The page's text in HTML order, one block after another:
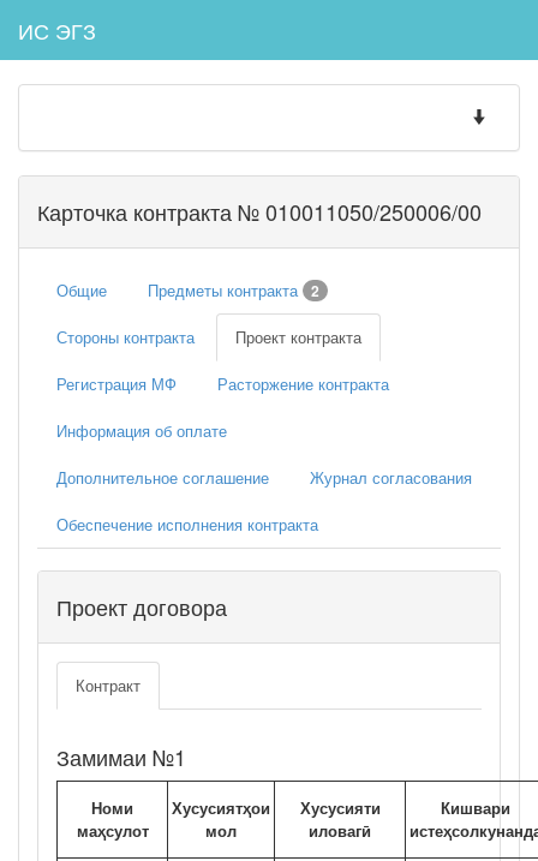
ИС ЭГЗ
Toggle
Карточка контракта № 010011050/250006/00
Общие Предметы контракта 2
Стороны контракта Проект контракта
Регистрация МФ Расторжение контракта
Информация об оплате
Дополнительное соглашение Журнал согласования
Обеспечение исполнения контракта
Проект договора
Контракт
Замимаи №1
Номи
маҳсулот
Хусусиятҳои
мол
Хусусияти
иловагӣ
Кишвари